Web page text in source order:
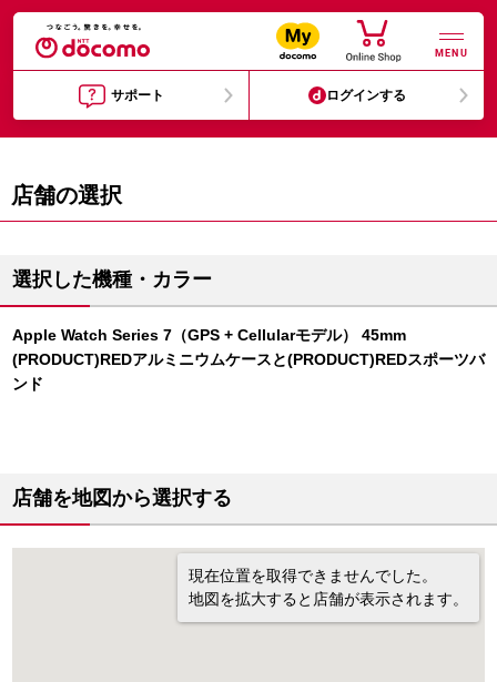
MENU
サポート ログインする
店舗の選択
選択した機種・カラー
Apple Watch Series 7（GPS + Cellularモデル） 45mm
(PRODUCT)REDアルミニウムケースと(PRODUCT)REDスポーツバ
ンド
店舗を地図から選択する
現在位置を取得できませんでした。
地図を拡大すると店舗が表示されます。